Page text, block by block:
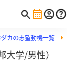
ダカの志望動機一覧
学/男性）